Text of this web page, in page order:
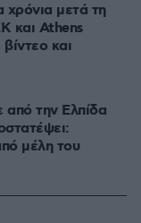
χρόνια μετά τη
και Athens
και
την Ελπίδα
μέλη του